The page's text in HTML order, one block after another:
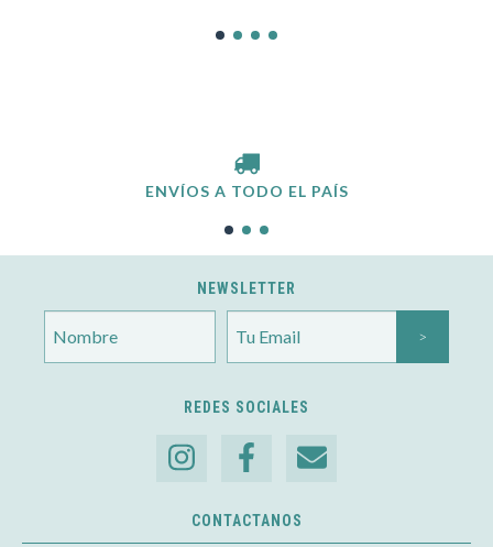
ENVÍOS A TODO EL PAÍS
NEWSLETTER
REDES SOCIALES
CONTACTANOS